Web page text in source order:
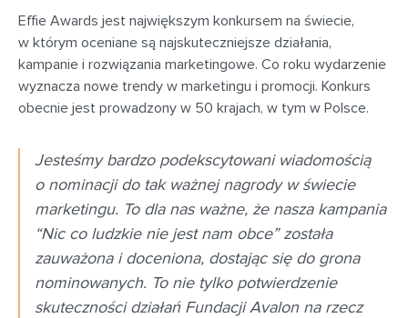
Effie Awards jest największym konkursem na świecie,
w którym oceniane są najskuteczniejsze działania,
kampanie i rozwiązania marketingowe. Co roku wydarzenie
wyznacza nowe trendy w marketingu i promocji. Konkurs
obecnie jest prowadzony w 50 krajach, w tym w Polsce.
Jesteśmy bardzo podekscytowani wiadomością
o nominacji do tak ważnej nagrody w świecie
marketingu. To dla nas ważne, że nasza kampania
“Nic co ludzkie nie jest nam obce” została
zauważona i doceniona, dostając się do grona
nominowanych. To nie tylko potwierdzenie
skuteczności działań Fundacji Avalon na rzecz